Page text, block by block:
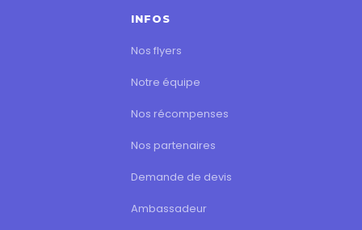
INFOS
Nos flyers
Notre équipe
Nos récompenses
Nos partenaires
Demande de devis
Ambassadeur